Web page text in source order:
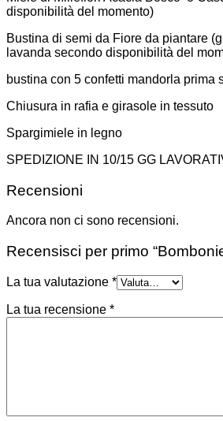
disponibilità del momento)
Bustina di semi da Fiore da piantare
lavanda secondo disponibilità del
bustina con 5 confetti mandorla prima
Chiusura in rafia e girasole in tessuto
Spargimiele in legno
SPEDIZIONE IN 10/15 GG
Recensioni
Ancora non ci sono recensioni.
Recensisci per primo
La tua valutazione *
La tua recensione *